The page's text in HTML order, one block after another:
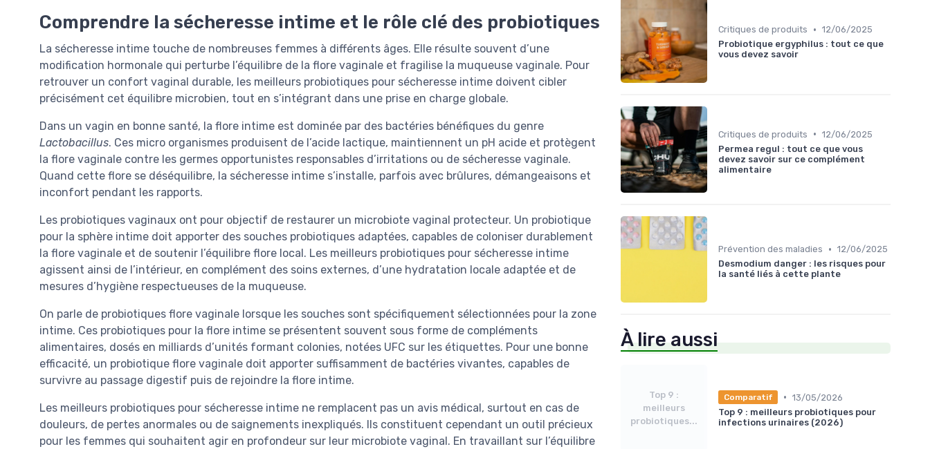
Comprendre la sécheresse intime et le rôle clé des probiotiques
La sécheresse intime touche de nombreuses femmes à différents âges. Elle résulte souvent d’une
modification hormonale qui perturbe l’équilibre de la flore vaginale et fragilise la muqueuse vaginale. Pour
retrouver un confort vaginal durable, les meilleurs probiotiques pour sécheresse intime doivent cibler
précisément cet équilibre microbien, tout en s’intégrant dans une prise en charge globale.
Dans un vagin en bonne santé, la flore intime est dominée par des bactéries bénéfiques du genre
Lactobacillus. Ces micro organismes produisent de l’acide lactique, maintiennent un pH acide et protègent
la flore vaginale contre les germes opportunistes responsables d’irritations ou de sécheresse vaginale.
Quand cette flore se déséquilibre, la sécheresse intime s’installe, parfois avec brûlures, démangeaisons et
inconfort pendant les rapports.
Les probiotiques vaginaux ont pour objectif de restaurer un microbiote vaginal protecteur. Un probiotique
pour la sphère intime doit apporter des souches probiotiques adaptées, capables de coloniser durablement
la flore vaginale et de soutenir l’équilibre flore local. Les meilleurs probiotiques pour sécheresse intime
agissent ainsi de l’intérieur, en complément des soins externes, d’une hydratation locale adaptée et de
mesures d’hygiène respectueuses de la muqueuse.
On parle de probiotiques flore vaginale lorsque les souches sont spécifiquement sélectionnées pour la zone
intime. Ces probiotiques pour la flore intime se présentent souvent sous forme de compléments
alimentaires, dosés en milliards d’unités formant colonies, notées UFC sur les étiquettes. Pour une bonne
efficacité, un probiotique flore vaginale doit apporter suffisamment de bactéries vivantes, capables de
survivre au passage digestif puis de rejoindre la flore intime.
Les meilleurs probiotiques pour sécheresse intime ne remplacent pas un avis médical, surtout en cas de
douleurs, de pertes anormales ou de saignements inexpliqués. Ils constituent cependant un outil précieux
pour les femmes qui souhaitent agir en profondeur sur leur microbiote vaginal. En travaillant sur l’équilibre
Critiques de produits • 12/06/2025
Probiotique ergyphilus : tout ce que
vous devez savoir
Critiques de produits • 12/06/2025
Permea regul : tout ce que vous
devez savoir sur ce complément
alimentaire
Prévention des maladies • 12/06/2025
Desmodium danger : les risques pour
la santé liés à cette plante
À lire aussi
Top 9 :
meilleurs
probiotiques...
Comparatif • 13/05/2026
Top 9 : meilleurs probiotiques pour
infections urinaires (2026)